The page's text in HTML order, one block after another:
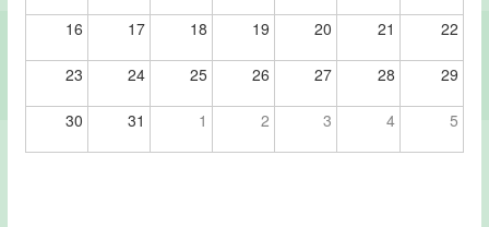
16 17 18 19 20 21 22
23 24 25 26 27 28 29
30 31 1 2 3 4 5